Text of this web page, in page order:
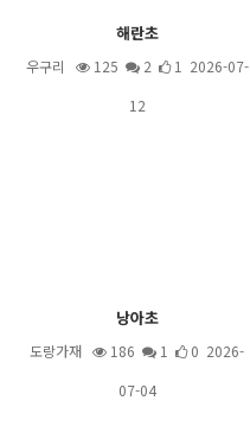
해란초
우구리 125 2
1 2026-07-
12
낭아초
도랑가재 186 1
0 2026-
07-04